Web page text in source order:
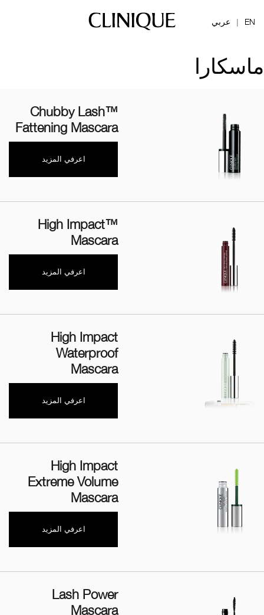
EN
| عربي
ماسكارا
Chubby Lash™
Fattening Mascara
اعرفي المزيد
High Impact™
Mascara
اعرفي المزيد
High Impact
Waterproof
Mascara
اعرفي المزيد
High Impact
Extreme Volume
Mascara
اعرفي المزيد
Lash Power
Mascara